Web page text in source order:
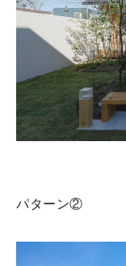
パターン②